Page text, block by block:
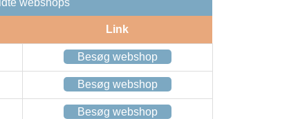
webshops
Link
Besøg webshop
Besøg webshop
Besøg webshop